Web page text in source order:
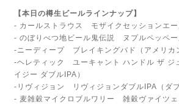
【本日の樽生ビールラインナップ】
- カールストラウス モザイクセッションエー
- のぼりべつ地ビール鬼伝説 ヌプルペッペ
-ニーディープ ブレイキングバド（アメリカ
-ヘレティック ユーキャント ハンドル ザ ジ
イジー ダブルIPA）
-リヴィジョン リヴィジョンダブルIPA（ダブ
- 麦雑穀マイクロブルワリー 雑穀ヴァイツェ